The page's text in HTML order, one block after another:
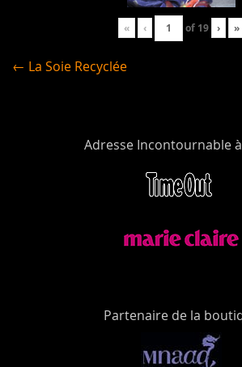
« ‹ of 19 › »
← La Soie Recyclée
Adresse Incontournable à
Partenaire de la